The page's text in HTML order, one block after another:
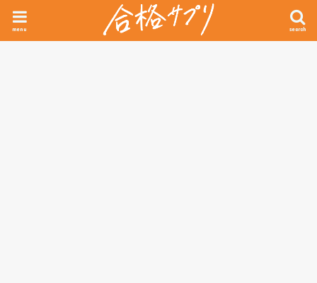
search
menu